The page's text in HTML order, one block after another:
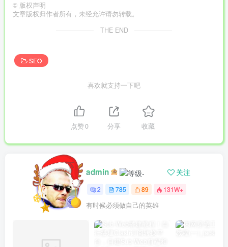
© 版权声明
文章版权归作者所有，未经允许请勿转载。
THE END
SEO
喜欢就支持一下吧
点赞0 分享 收藏
admin 关注
2 785 89 131W+
有时候必须做自己的英雄